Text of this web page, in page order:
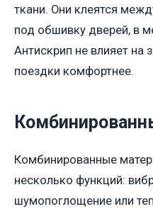
ткани. Они клеятся
под обшивку дверей, в
Антискрип не влияет на
поездки комфортнее.
Комбинированные
несколько функций:
шумопоглощение или